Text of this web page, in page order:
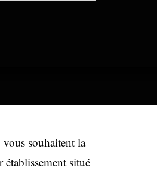
vous souhaitent la
établissement situé